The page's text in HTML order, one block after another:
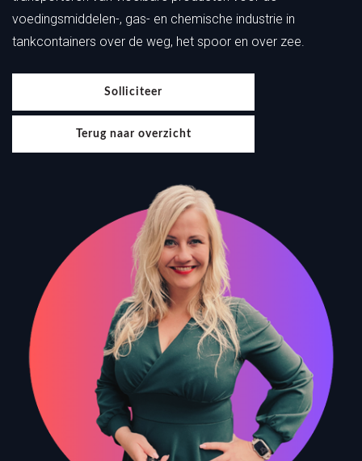
voedingsmiddelen-, gas- en chemische industrie in
tankcontainers over de weg, het spoor en over zee.
Solliciteer
Terug naar overzicht